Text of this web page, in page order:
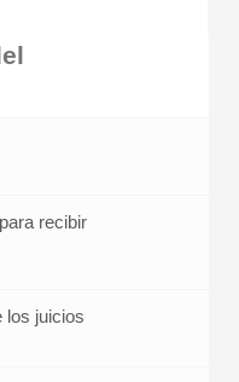
recibir
los juicios